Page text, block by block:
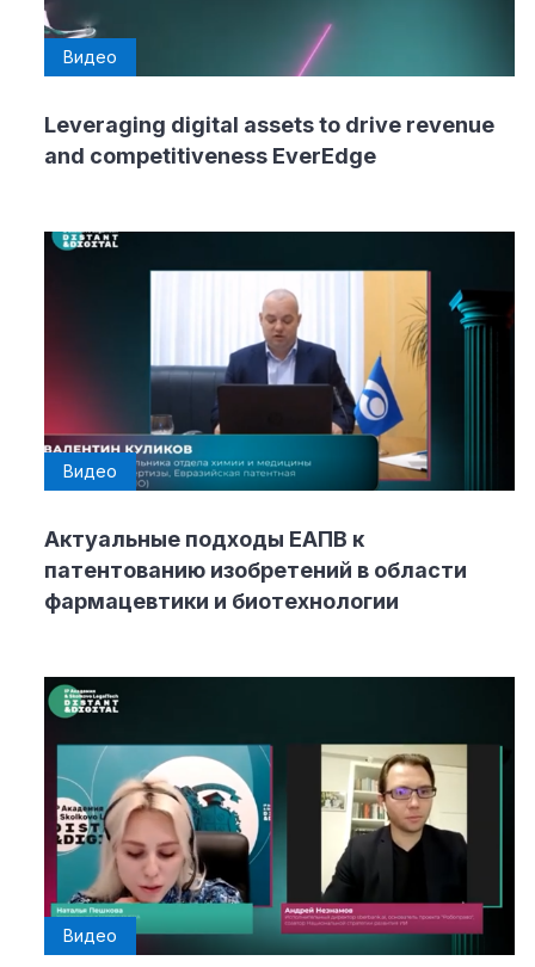
Видео
Leveraging digital assets to drive revenue
and competitiveness EverEdge
Видео
Актуальные подходы ЕАПВ к
патентованию изобретений в области
фармацевтики и биотехнологии
Видео